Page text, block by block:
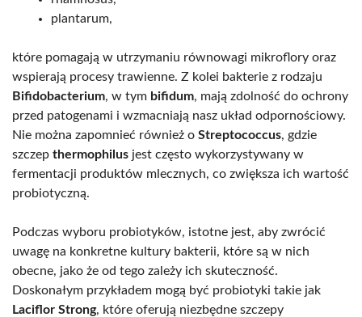
plantarum,
które pomagają w utrzymaniu równowagi mikroflory oraz
wspierają procesy trawienne. Z kolei bakterie z rodzaju
Bifidobacterium, w tym bifidum, mają zdolność do ochrony
przed patogenami i wzmacniają nasz układ odpornościowy.
Nie można zapomnieć również o Streptococcus, gdzie
szczep thermophilus jest często wykorzystywany w
fermentacji produktów mlecznych, co zwiększa ich wartość
probiotyczną.
Podczas wyboru probiotyków, istotne jest, aby zwrócić
uwagę na konkretne kultury bakterii, które są w nich
obecne, jako że od tego zależy ich skuteczność.
Doskonałym przykładem mogą być probiotyki takie jak
Laciflor Strong, które oferują niezbędne szczepy